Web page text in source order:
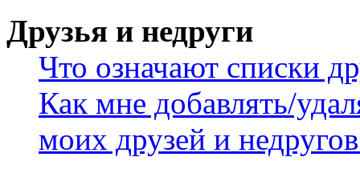
Друзья и недруги
Что означают списки
Как мне добавлять/
моих друзей и